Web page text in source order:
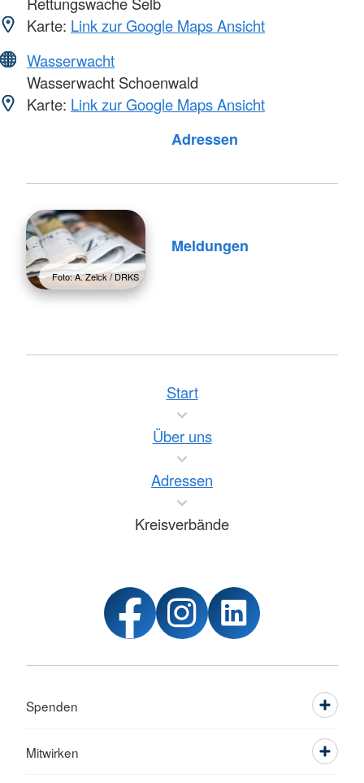
Karte: Link zur Google Maps Ansicht
Wasserwacht
Wasserwacht Schoenwald
Karte: Link zur Google Maps Ansicht
Adressen
Foto: A. Zelck / DRKS
Meldungen
Start
Über uns
Adressen
Kreisverbände
Spenden
Mitwirken